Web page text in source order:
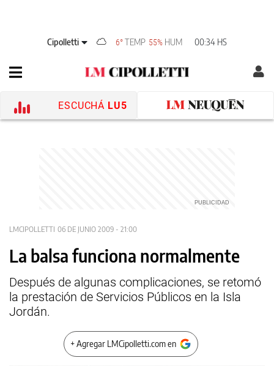
Cipolletti 6°TEMP 55% HUM 00:34 HS
ESCUCHÁ LU5
LMCIPOLLETTI 06 DE JUNIO 2009 - 21:00
La balsa funciona normalmente
Después de algunas complicaciones, se retomó
la prestación de Servicios Públicos en la Isla
Jordán.
+ Agregar LMCipolletti.com en